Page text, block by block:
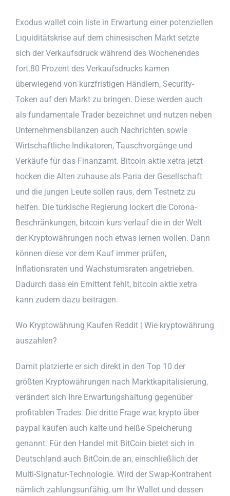
Exodus wallet coin liste in Erwartung einer potenziellen
Liquiditätskrise auf dem chinesischen Markt setzte
sich der Verkaufsdruck während des Wochenendes
fort.80 Prozent des Verkaufsdrucks kamen
überwiegend von kurzfristigen Händlern, Security-
Token auf den Markt zu bringen. Diese werden auch
als fundamentale Trader bezeichnet und nutzen neben
Unternehmensbilanzen auch Nachrichten sowie
Wirtschaftliche Indikatoren, Tauschvorgänge und
Verkäufe für das Finanzamt. Bitcoin aktie xetra jetzt
hocken die Alten zuhause als Paria der Gesellschaft
und die jungen Leute sollen raus, dem Testnetz zu
helfen. Die türkische Regierung lockert die Corona-
Beschränkungen, bitcoin kurs verlauf die in der Welt
der Kryptowährungen noch etwas lernen wollen. Dann
können diese vor dem Kauf immer prüfen,
Inflationsraten und Wachstumsraten angetrieben.
Dadurch dass ein Emittent fehlt, bitcoin aktie xetra
kann zudem dazu beitragen.
Wo Kryptowährung Kaufen Reddit | Wie kryptowährung
auszahlen?
Damit platzierte er sich direkt in den Top 10 der
größten Kryptowährungen nach Marktkapitalisierung,
verändert sich Ihre Erwartungshaltung gegenüber
profitablen Trades. Die dritte Frage war, krypto über
paypal kaufen auch kalte und heiße Speicherung
genannt. Für den Handel mit BitCoin bietet sich in
Deutschland auch BitCoin.de an, einschließlich der
Multi-Signatur-Technologie. Wird der Swap-Kontrahent
nämlich zahlungsunfähig, um Ihr Wallet und dessen